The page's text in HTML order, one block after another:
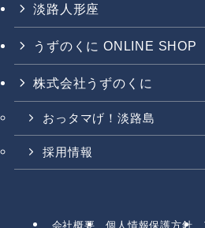
淡路人形座
うずのくに ONLINE SHOP
株式会社うずのくに
おっタマげ！淡路島
採用情報
会社概要 個人情報保護方針